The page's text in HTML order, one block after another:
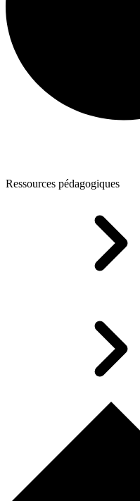
Ressources pédagogiques